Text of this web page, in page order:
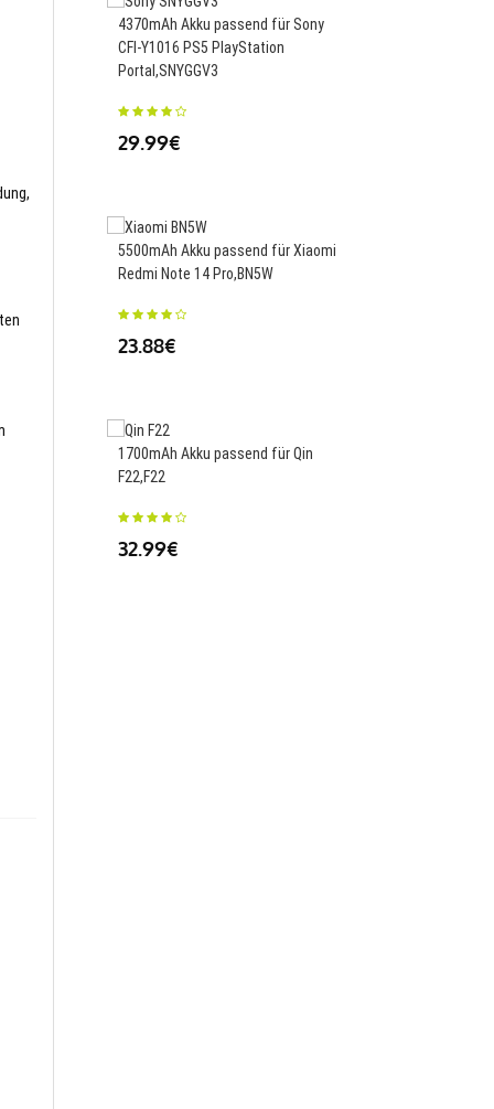
4370mAh Akku passend für Sony
CFI-Y1016 PS5 PlayStation
Portal,SNYGGV3
29.99€
5500mAh Akku passend für Xiaomi
Redmi Note 14 Pro,BN5W
23.88€
1700mAh Akku passend für Qin
F22,F22
32.99€